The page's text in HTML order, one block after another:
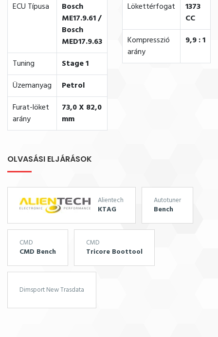
ECU Típusa
Bosch
ME17.9.61 /
Bosch
MED17.9.63
Tuning
Stage 1
Üzemanyag
Petrol
Furat-löket
arány
73,0 X 82,0
mm
Lökettérfogat
1373
CC
Kompresszió
arány
9,9 : 1
OLVASÁSI ELJÁRÁSOK
Alientech
KTAG
Autotuner
Bench
CMD
CMD Bench
CMD
Tricore Boottool
Dimsport New Trasdata